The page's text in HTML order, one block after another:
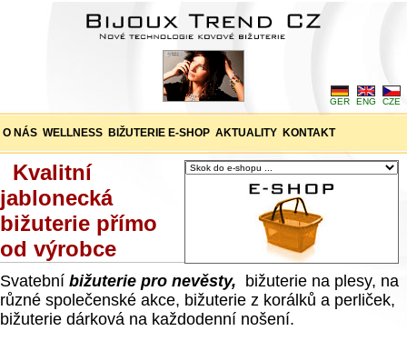
CZE
ENG
GER
O NÁS WELLNESS BIŽUTERIE E-SHOP AKTUALITY KONTAKT
Kvalitní
jablonecká
bižuterie přímo
od výrobce
Svatební bižuterie pro nevěsty, bižuterie na plesy, na
různé společenské akce, bižuterie z korálků a perliček,
bižuterie dárková na každodenní nošení.